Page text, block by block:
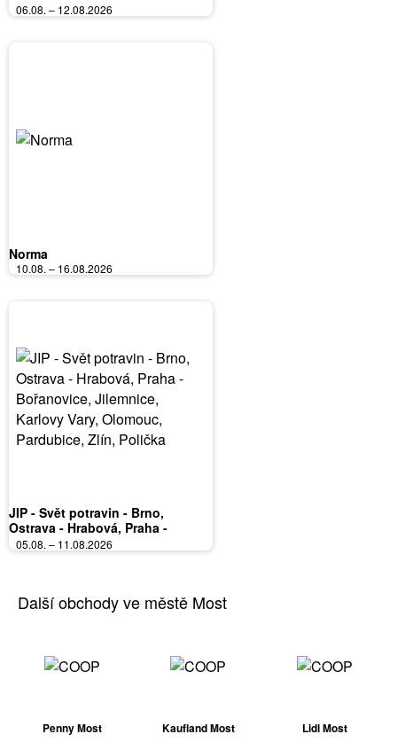
06.08. – 12.08.2026
Norma
10.08. – 16.08.2026
JIP - Svět potravin - Brno,
Ostrava - Hrabová, Praha -
Bořanovice, Jilemnice, Karlovy
Vary, Olomouc, Pardubice, Zlín,
05.08. – 11.08.2026
Další obchody ve městě Most
Penny Most Kaufland Most Lidl Most